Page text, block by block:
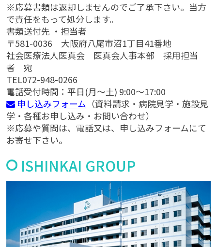
※応募書類は返却しませんのでご了承下さい。当方
で責任をもって処分します。
書類送付先 ・担当者
〒581-0036 大阪府八尾市沼1丁目41番地
社会医療法人医真会 医真会人事本部 採用担当
者 宛
TEL072-948-0266
電話受付時間：平日(月～土) 9:00～17:00
申し込みフォーム （資料請求・病院見学・施設見
学・各種お申し込み・お問い合わせ）
※応募や質問は、電話又は、申し込みフォームにて
お寄せ下さい。
ISHINKAI GROUP